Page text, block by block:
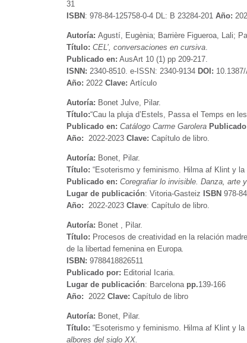
31
ISBN : 978-84-125758-0-4 DL: B 23284-201 Año:
Autoría: Agustí, Eugènia; Barrière Figueroa, Lali;
Título: CEL’, conversaciones en cursiva.
Publicado en: AusArt 10 (1) pp 209-217.
ISNN: 2340-8510. e-ISSN: 2340-9134 DOI:
Año: 2022 Clave: Artículo
Autoría: Bonet Julve, Pilar.
Título:“Cau la pluja d’Estels, Passa el Temps en
Publicado en: Catálogo Carme Garolera
Año: 2022-2023 Clave: Capítulo de libro.
Autoría: Bonet, Pilar.
Título: “Esoterismo y feminismo. Hilma af Klint y
Publicado en: Coregrafiar lo invisible. Danza, arte
Lugar de publicación: Vitoria-Gasteiz ISBN 978-
Año: 2022-2023 Clave: Capítulo de libro.
Autoría: Bonet , Pilar.
Título: Procesos de creatividad en la relación
de la libertad femenina en Europa.
ISBN: 9788418826511
Publicado por: Editorial Icaria.
Lugar de publicación: Barcelona pp.139-166
Año: 2022 Clave: Capítulo de libro
Autoría: Bonet, Pilar.
Título: “Esoterismo y feminismo. Hilma af Klint y
albores del siglo XX.